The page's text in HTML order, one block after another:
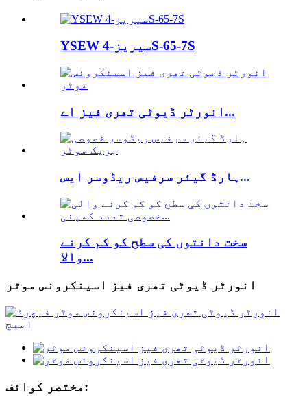
YSEW سیریز-4S-65-7S
انورٹر ڈیوٹی تھری فیز اے...
ہارڈ گیئر سرفیس ریڈوسر ایس...
سخت دانتوں کی سطح کو کم کرنے
والا...
انورٹر ڈیوٹی تھری فیز اسینکرونس موٹر
مختصر کوائف: